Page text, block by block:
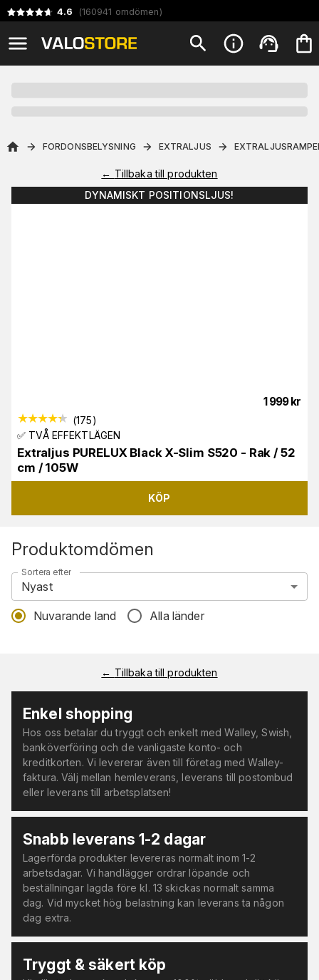
4.6 (160941 omdömen)
FORDONSBELYSNING EXTRALJUS
← Tillbaka till produkten
DYNAMISKT POSITIONSLJUS!
1 999 kr
(175)
✅ TVÅ EFFEKTLÄGEN
Extraljus PURELUX Black X-Slim S520 - Rak / 52
cm / 105W
KÖP
Produktomdömen
Sortera efter
Nyast
Nuvarande land Alla länder
← Tillbaka till produkten
Enkel shopping
Hos oss betalar du tryggt och enkelt med Walley, Swish,
banköverföring och de vanligaste konto- och
kreditkorten. Vi levererar även till företag med Walley-
faktura. Välj mellan hemleverans, leverans till postombud
eller leverans till arbetsplatsen!
Snabb leverans 1-2 dagar
Lagerförda produkter levereras normalt inom 1-2
arbetsdagar. Vi handlägger ordrar löpande och
beställningar lagda före kl. 13 skickas normalt samma
dag. Vid mycket hög belastning kan leverans ta någon
dag extra.
Tryggt & säkert köp